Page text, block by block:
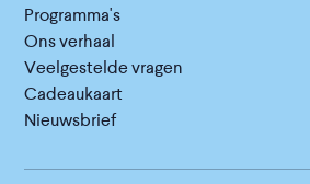
Programma's
Ons verhaal
Veelgestelde vragen
Cadeaukaart
Nieuwsbrief